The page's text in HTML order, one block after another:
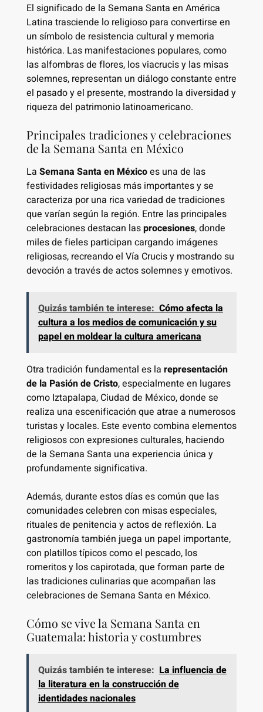
El significado de la Semana Santa en América
Latina trasciende lo religioso para convertirse en
un símbolo de resistencia cultural y memoria
histórica. Las manifestaciones populares, como
las alfombras de flores, los viacrucis y las misas
solemnes, representan un diálogo constante entre
el pasado y el presente, mostrando la diversidad y
riqueza del patrimonio latinoamericano.
Principales tradiciones y celebraciones
de la Semana Santa en México
La Semana Santa en Méxicoes una de las
festividades religiosas más importantes y se
caracteriza por una rica variedad de tradiciones
que varían según la región. Entre las principales
celebraciones destacan lasprocesiones, donde
miles de fieles participan cargando imágenes
religiosas, recreando el Vía Crucis y mostrando su
devoción a través de actos solemnes y emotivos.
Quizás también te interese: Cómo afecta la
cultura a los medios de comunicación y su
papel en moldear la cultura americana
Otra tradición fundamental es la representación
de la Pasión de Cristo, especialmente en lugares
como Iztapalapa, Ciudad de México, donde se
realiza una escenificación que atrae a numerosos
turistas y locales. Este evento combina elementos
religiosos con expresiones culturales, haciendo
de la Semana Santa una experiencia única y
profundamente significativa.
Además, durante estos días es común que las
comunidades celebren con misas especiales,
rituales de penitencia y actos de reflexión. La
gastronomía también juega un papel importante,
con platillos típicos como el pescado, los
romeritos y los capirotada, que forman parte de
las tradiciones culinarias que acompañan las
celebraciones de Semana Santa en México.
Cómo se vive la Semana Santa en
Guatemala: historia y costumbres
Quizás también te interese: La influencia de
la literatura en la construcción de
identidades nacionales